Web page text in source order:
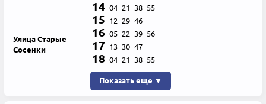
Улица Старые
Сосенки
14 04 21 38 55
15 12 29 46
16 05 22 39 56
17 13 30 47
18 04 21 38 55
Показать еще ▼